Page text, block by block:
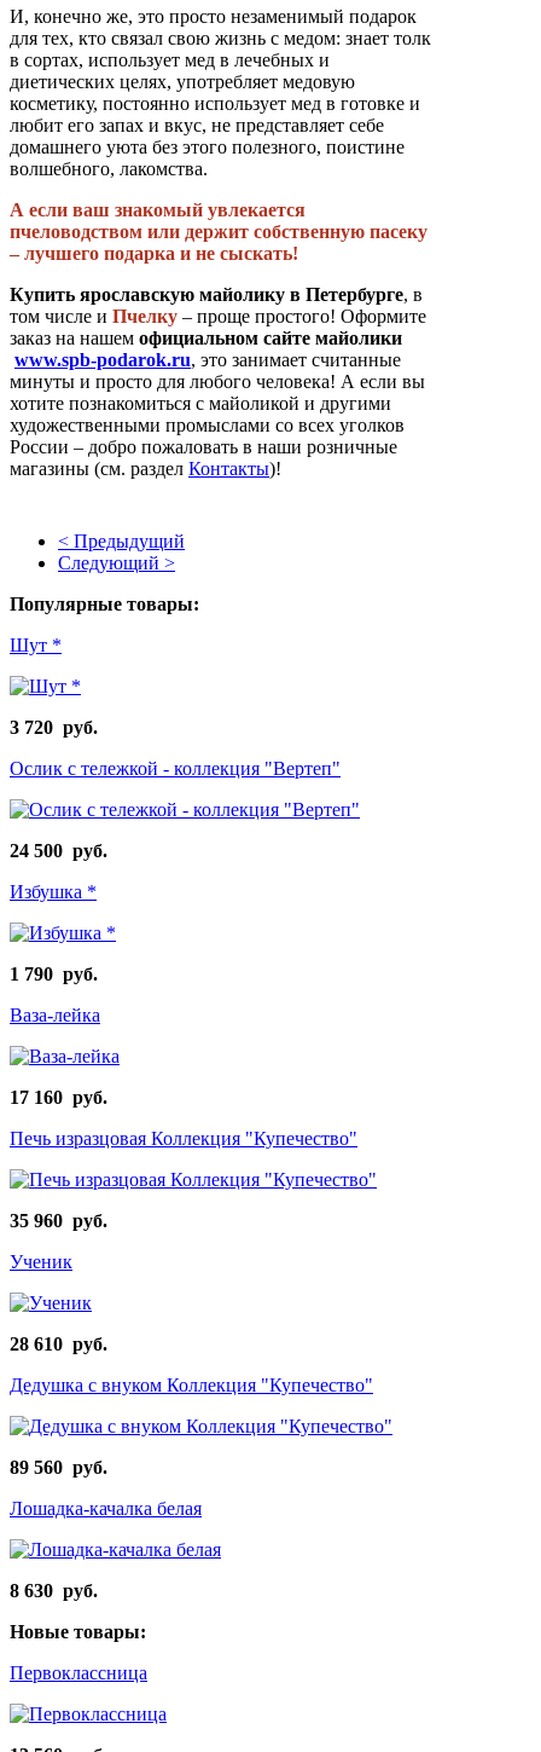
И, конечно же, это просто незаменимый подарок
для тех, кто связал свою жизнь с медом: знает толк
в сортах, использует мед в лечебных и
диетических целях, употребляет медовую
косметику, постоянно использует мед в готовке и
любит его запах и вкус, не представляет себе
домашнего уюта без этого полезного, поистине
волшебного, лакомства.
А если ваш знакомый увлекается
пчеловодством или держит собственную пасеку
– лучшего подарка и не сыскать!
Купить ярославскую майолику в Петербурге, в
том числе и Пчелку – проще простого! Оформите
заказ на нашем официальном сайте майолики
www.spb-podarok.ru, это занимает считанные
минуты и просто для любого человека! А если вы
хотите познакомиться с майоликой и другими
художественными промыслами со всех уголков
России – добро пожаловать в наши розничные
магазины (см. раздел Контакты)!
< Предыдущий
Следующий >
Популярные товары:
Шут *
3 720 руб.
Ослик с тележкой - коллекция "Вертеп"
24 500 руб.
Избушка *
1 790 руб.
Ваза-лейка
17 160 руб.
Печь изразцовая Коллекция "Купечество"
35 960 руб.
Ученик
28 610 руб.
Дедушка с внуком Коллекция "Купечество"
89 560 руб.
Лошадка-качалка белая
8 630 руб.
Новые товары:
Первоклассница